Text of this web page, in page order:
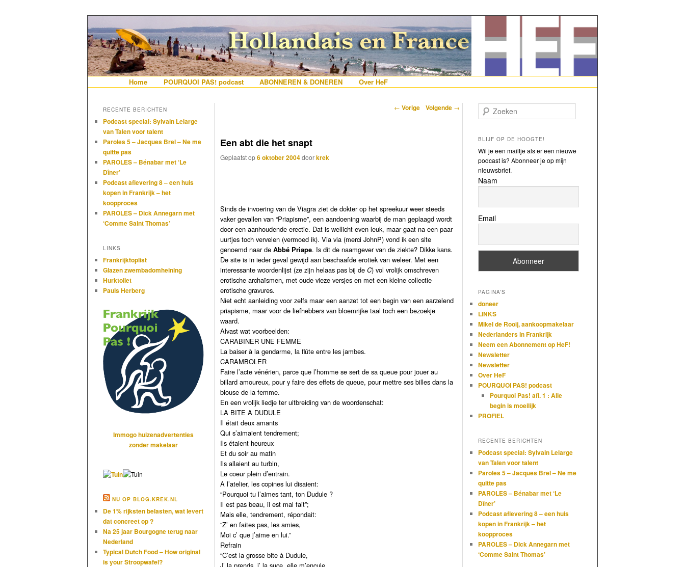
Hollandais en France
Spring naar de primaire inhoud
Spring naar de secundaire inhoud
Home POURQUOI PAS! podcast ABONNEREN & DONEREN Over HeF
Berichtnavigatie
← Vorige Volgende →
Een abt die het snapt
Geplaatst op6 oktober 2004doorkrek
Sinds de invoering van de Viagra ziet de dokter op het spreekuur weer steeds
vaker gevallen van “Priapisme”, een aandoening waarbij de man geplaagd wordt
door een aanhoudende erectie. Dat is wellicht even leuk, maar gaat na een paar
uurtjes toch vervelen (vermoed ik). Via via (merci JohnP) vond ik een site
genoemd naar deAbbé Priape. Is dit de naamgever van de ziekte? Dikke kans.
De site is in ieder geval gewijd aan beschaafde erotiek van weleer. Met een
interessante woordenlijst (ze zijn helaas pas bij deC) vol vrolijk omschreven
erotische archaïsmen, met oude vieze versjes en met een kleine collectie
erotische gravures.
Niet echt aanleiding voor zelfs maar een aanzet tot een begin van een aarzelend
priapisme, maar voor de liefhebbers van bloemrijke taal toch een bezoekje
waard.
Alvast wat voorbeelden:
CARABINER UNE FEMME
La baiser à la gendarme, la flûte entre les jambes.
CARAMBOLER
Faire l’acte vénérien, parce que l’homme se sert de sa queue pour jouer au
billard amoureux, pour y faire des effets de queue, pour mettre ses billes dans la
blouse de la femme.
En een vrolijk liedje ter uitbreiding van de woordenschat:
LA BITE A DUDULE
Il était deux amants
Qui s’aimaient tendrement;
Ils étaient heureux
Et du soir au matin
Ils allaient au turbin,
Le coeur plein d’entrain.
A l’atelier, les copines lui disaient:
“Pourquoi tu l’aimes tant, ton Dudule ?
Il est pas beau, il est mal fait”;
Mais elle, tendrement, répondait:
“Z’ en faites pas, les amies,
Moi c’ que j’aime en lui.”
Refrain
“C’est la grosse bite à Dudule,
RECENTE BERICHTEN
Podcast special: Sylvain Lelarge
van Talen voor talent
Paroles 5 – Jacques Brel – Ne me
quitte pas
PAROLES – Bénabar met ‘Le
Dîner’
Podcast aflevering 8 – een huis
kopen in Frankrijk – het
koopproces
PAROLES – Dick Annegarn met
‘Comme Saint Thomas’
LINKS
Frankrijktoplist
Glazen zwembadomheining
Hurktoilet
Pauls Herberg
Immogo huizenadvertenties
zonder makelaar
NU OP BLOG.KREK.NL
De 1% rijksten belasten, wat levert
dat concreet op ?
Na 25 jaar Bourgogne terug naar
Nederland
Typical Dutch Food – How original
is your Stroopwafel?
Zoeken
BLIJF OP DE HOOGTE!
Wil je een mailtje als er een nieuwe
podcast is? Abonneer je op mijn
nieuwsbrief.
Naam
Email
PAGINA’S
doneer
LINKS
Mikel de Rooij, aankoopmakelaar
Nederlanders in Frankrijk
Neem een Abonnement op HeF!
Newsletter
Newsletter
Over HeF
POURQUOI PAS! podcast
Pourquoi Pas! afl. 1 : Alle
begin is moeilijk
PROFIEL
RECENTE BERICHTEN
Podcast special: Sylvain Lelarge
van Talen voor talent
Paroles 5 – Jacques Brel – Ne me
quitte pas
PAROLES – Bénabar met ‘Le
Dîner’
Podcast aflevering 8 – een huis
kopen in Frankrijk – het
koopproces
PAROLES – Dick Annegarn met
‘Comme Saint Thomas’